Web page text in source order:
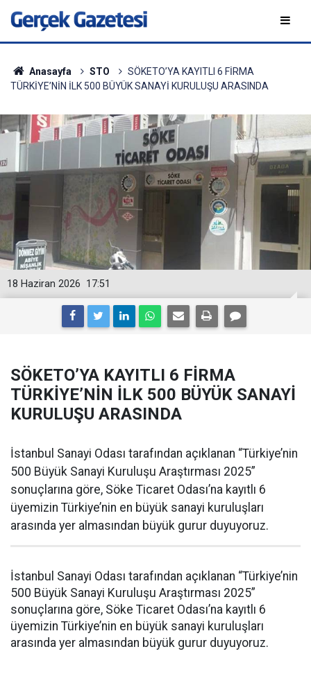
Anasayfa STO
SÖKETO’YA KAYITLI 6 FİRMA
TÜRKİYE’NİN İLK 500 BÜYÜK SANAYİ KURULUŞU ARASINDA
17:51
18 Haziran 2026
SÖKETO’YA KAYITLI 6 FİRMA
TÜRKİYE’NİN İLK 500 BÜYÜK SANAYİ
KURULUŞU ARASINDA
İstanbul Sanayi Odası tarafından açıklanan “Türkiye’nin
500 Büyük Sanayi Kuruluşu Araştırması 2025”
sonuçlarına göre, Söke Ticaret Odası’na kayıtlı 6
üyemizin Türkiye’nin en büyük sanayi kuruluşları
arasında yer almasından büyük gurur duyuyoruz.
İstanbul Sanayi Odası tarafından açıklanan “Türkiye’nin
500 Büyük Sanayi Kuruluşu Araştırması 2025”
sonuçlarına göre, Söke Ticaret Odası’na kayıtlı 6
üyemizin Türkiye’nin en büyük sanayi kuruluşları
arasında yer almasından büyük gurur duyuyoruz.